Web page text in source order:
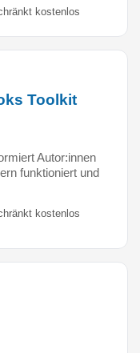
kostenlos
Toolkit
Autor:innen
funktioniert und
kostenlos